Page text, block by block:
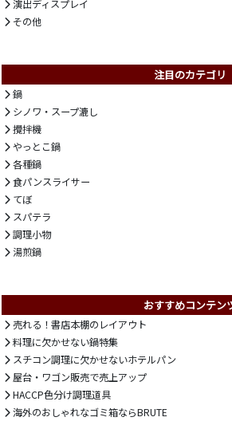
演出ディスプレイ
その他
注目のカテゴリ
鍋
シノワ・スープ漉し
攪拌機
やっとこ鍋
各種鍋
食パンスライサー
てぼ
スパテラ
調理小物
湯煎鍋
おすすめコンテン
売れる！書店本棚のレイアウト
料理に欠かせない鍋特集
スチコン調理に欠かせないホテルパン
屋台・ワゴン販売で売上アップ
HACCP色分け調理道具
海外のおしゃれなゴミ箱ならBRUTE